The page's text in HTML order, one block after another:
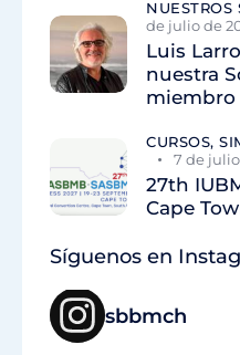
NUESTROS
de julio de
Luis
nuestra
miembro
CURSOS,
7 de
27th
Cape
Síguenos en
sbbmch